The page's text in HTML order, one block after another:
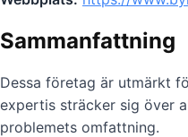
Sammanfattning
Dessa företag är utmärkt
expertis sträcker sig över
problemets omfattning.